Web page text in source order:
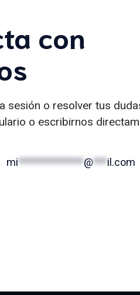
con
sesión o resolver tus
o escribirnos
mi**************@***il.com